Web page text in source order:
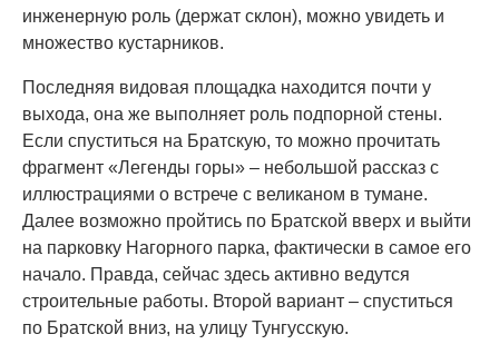
инженерную роль (держат склон), можно увидеть и
множество кустарников.
Последняя видовая площадка находится почти у
выхода, она же выполняет роль подпорной стены.
Если спуститься на Братскую, то можно прочитать
фрагмент «Легенды горы» – небольшой рассказ с
иллюстрациями о встрече с великаном в тумане.
Далее возможно пройтись по Братской вверх и выйти
на парковку Нагорного парка, фактически в самое его
начало. Правда, сейчас здесь активно ведутся
строительные работы. Второй вариант – спуститься
по Братской вниз, на улицу Тунгусскую.